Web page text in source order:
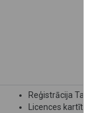
Reģistrācija
Licences